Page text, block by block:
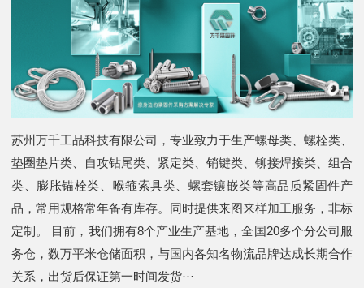
苏州万千工品科技有限公司，专业致力于生产螺母类、螺栓类、
垫圈垫片类、自攻钻尾类、紧定类、销键类、铆接焊接类、组合
类、膨胀锚栓类、喉箍索具类、螺套镶嵌类等高品质紧固件产
品，常用规格常年备有库存。同时提供来图来样加工服务，非标
定制。 目前，我们拥有8个产业生产基地，全国20多个分公司服
务仓，数万平米仓储面积，与国内各知名物流品牌达成长期合作
关系，出货后保证第一时间发货···